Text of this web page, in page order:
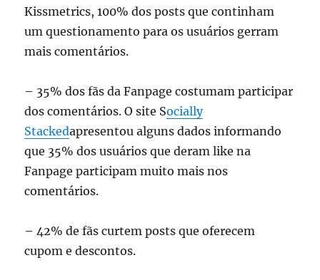
Kissmetrics, 100% dos posts que continham
um questionamento para os usuários gerram
mais comentários.
– 35% dos fãs da Fanpage costumam participar
dos comentários. O site Socially
Stackedapresentou alguns dados informando
que 35% dos usuários que deram like na
Fanpage participam muito mais nos
comentários.
– 42% de fãs curtem posts que oferecem
cupom e descontos.